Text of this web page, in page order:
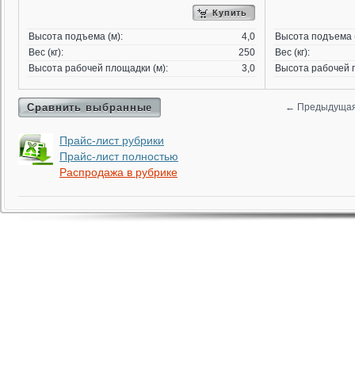
Купить
Высота подъема (м):
4,0
Вес (кг):
250
Высота рабочей площадки (м):
3,0
Высота подъема
Вес (кг):
Высота рабочей
Сравнить выбранные ←
Прайс-лист рубрики
Прайс-лист полностью
Распродажа в рубрике